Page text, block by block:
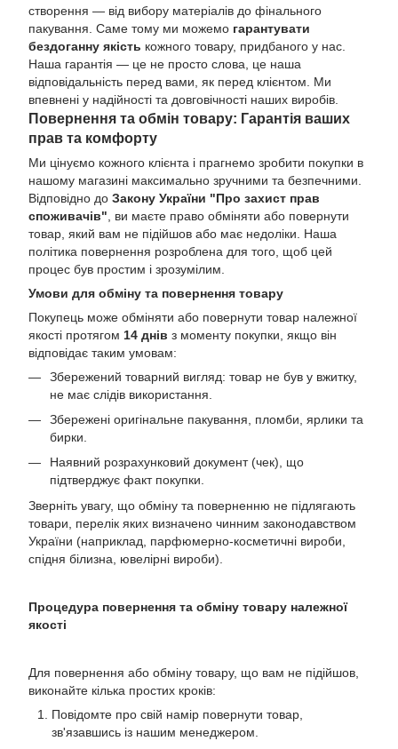
створення — від вибору матеріалів до фінального
пакування. Саме тому ми можемо гарантувати
бездоганну якість кожного товару, придбаного у нас.
Наша гарантія — це не просто слова, це наша
відповідальність перед вами, як перед клієнтом. Ми
впевнені у надійності та довговічності наших виробів.
Повернення та обмін товару: Гарантія ваших
прав та комфорту
Ми цінуємо кожного клієнта і прагнемо зробити покупки в
нашому магазині максимально зручними та безпечними.
Відповідно до Закону України "Про захист прав
споживачів" , ви маєте право обміняти або повернути
товар, який вам не підійшов або має недоліки. Наша
політика повернення розроблена для того, щоб цей
процес був простим і зрозумілим.
Умови для обміну та повернення товару
Покупець може обміняти або повернути товар належної
якості протягом 14 днів з моменту покупки, якщо він
відповідає таким умовам:
Збережений товарний вигляд: товар не був у вжитку,
не має слідів використання.
Збережені оригінальне пакування, пломби, ярлики та
бирки.
Наявний розрахунковий документ (чек), що
підтверджує факт покупки.
Зверніть увагу, що обміну та поверненню не підлягають
товари, перелік яких визначено чинним законодавством
України (наприклад, парфюмерно-косметичні вироби,
спідня білизна, ювелірні вироби).
Процедура повернення та обміну товару належної
якості
Для повернення або обміну товару, що вам не підійшов,
виконайте кілька простих кроків:
Повідомте про свій намір повернути товар,
зв'язавшись із нашим менеджером.